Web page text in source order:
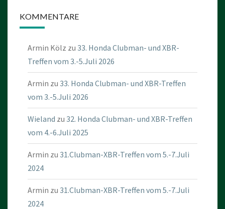
KOMMENTARE
Armin Kölz zu 33. Honda Clubman- und XBR-
Treffen vom 3.-5.Juli 2026
Armin zu 33. Honda Clubman- und XBR-Treffen
vom 3.-5.Juli 2026
Wieland zu 32. Honda Clubman- und XBR-Treffen
vom 4.-6.Juli 2025
Armin zu 31.Clubman-XBR-Treffen vom 5.-7.Juli
2024
Armin zu 31.Clubman-XBR-Treffen vom 5.-7.Juli
2024